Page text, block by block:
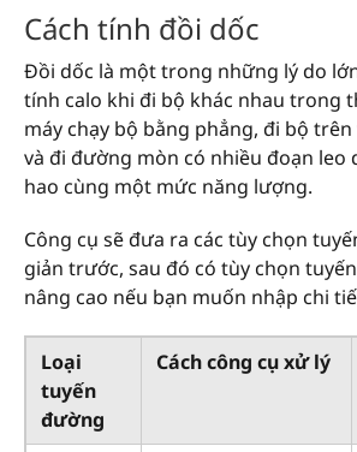
Cách tính đồi dốc
Đồi dốc là một trong những lý do
tính calo khi đi bộ khác nhau trong
máy chạy bộ bằng phẳng, đi bộ
và đi đường mòn có nhiều đoạn leo
hao cùng một mức năng lượng.
Công cụ sẽ đưa ra các tùy chọn
giản trước, sau đó có tùy chọn
nâng cao nếu bạn muốn nhập chi
Loại
tuyến
đường
Cách công cụ xử lý